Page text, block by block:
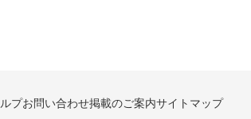
プお問い合わせ掲載のご案内サイトマップ